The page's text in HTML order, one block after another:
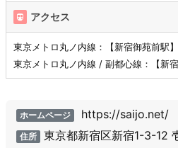
アクセス
東京メトロ丸ノ内線：【新宿御苑前駅
東京メトロ丸ノ内線 / 副都心線：【新
ホームページ https://saijo.net/
住所 東京都新宿区新宿1-3-12